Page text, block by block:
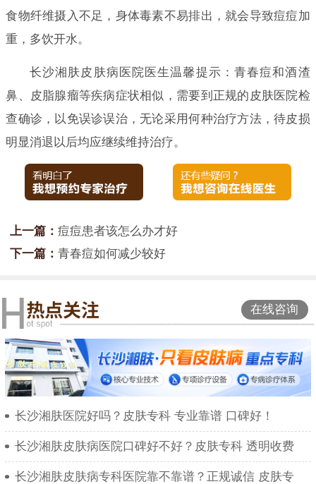
食物纤维摄入不足，身体毒素不易排出，就会导致痘痘加
重，多饮开水。
长沙湘肤皮肤病医院医生温馨提示：青春痘和酒渣
鼻、皮脂腺瘤等疾病症状相似，需要到正规的皮肤医院检
查确诊，以免误诊误治，无论采用何种治疗方法，待皮损
明显消退以后均应继续维持治疗。
上一篇： 痘痘患者该怎么办才好
下一篇： 青春痘如何减少较好
在线咨询
长沙湘肤医院好吗？皮肤专科 专业靠谱 口碑好！
长沙湘肤皮肤病医院口碑好不好？皮肤专科 透明收费
长沙湘肤皮肤病专科医院靠不靠谱？正规诚信 皮肤专